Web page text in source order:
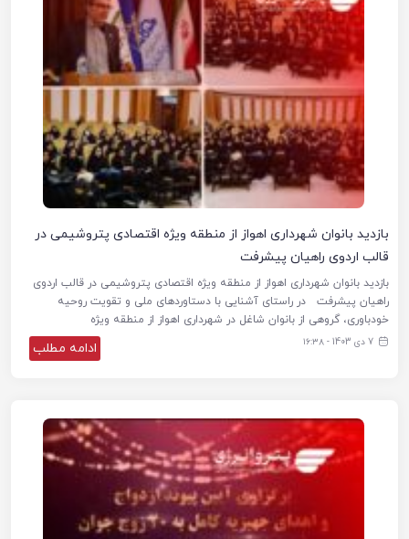
بازدید بانوان شهرداری اهواز از منطقه ویژه اقتصادی پتروشیمی در
قالب اردوی راهیان پیشرفت
بازدید بانوان شهرداری اهواز از منطقه ویژه اقتصادی پتروشیمی در قالب اردوی
راهیان پیشرفت در راستای آشنایی با دستاوردهای ملی و تقویت روحیه
خودباوری، گروهی از بانوان شاغل در شهرداری اهواز از منطقه ویژه
7 دی 1403 - ۱۶:۳۸ ادامه مطلب